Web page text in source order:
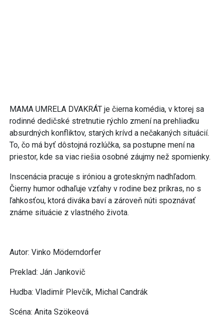
MAMA UMRELA DVAKRÁT je čierna komédia, v ktorej sa
rodinné dedičské stretnutie rýchlo zmení na prehliadku
absurdných konfliktov, starých krívd a nečakaných situácií.
To, čo má byť dôstojná rozlúčka, sa postupne mení na
priestor, kde sa viac riešia osobné záujmy než spomienky.
Inscenácia pracuje s iróniou a groteskným nadhľadom.
Čierny humor odhaľuje vzťahy v rodine bez príkras, no s
ľahkosťou, ktorá diváka baví a zároveň núti spoznávať
známe situácie z vlastného života.
Autor: Vinko Möderndorfer
Preklad: Ján Jankovič
Hudba: Vladimír Plevčík, Michal Candrák
Scéna: Anita Szökeová